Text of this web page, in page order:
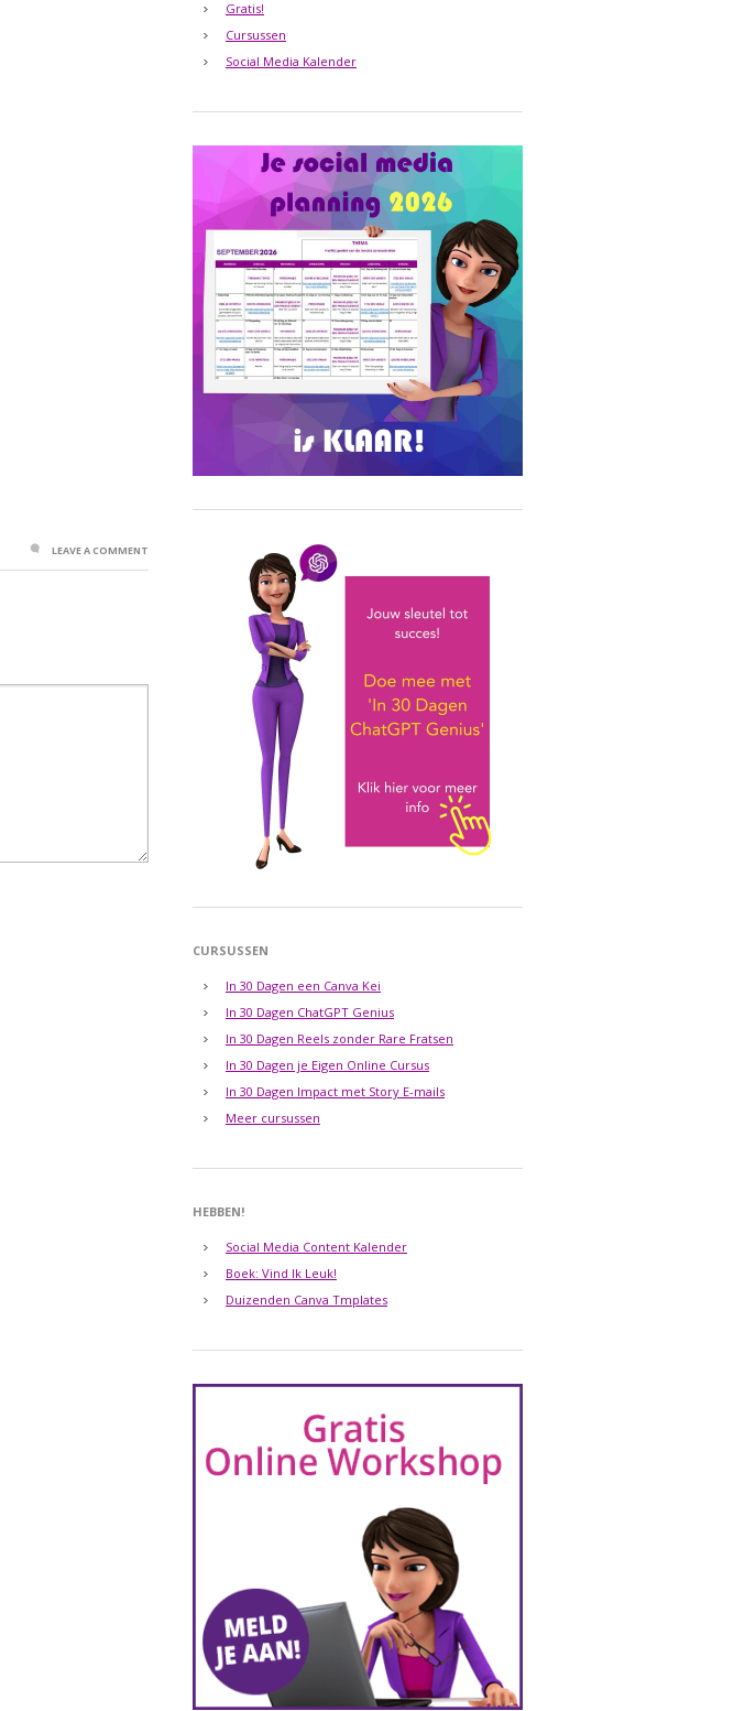
LEAVE A COMMENT
Gratis!
Cursussen
Social Media Kalender
CURSUSSEN
In 30 Dagen een Canva Kei
In 30 Dagen ChatGPT Genius
In 30 Dagen Reels zonder Rare Fratsen
In 30 Dagen je Eigen Online Cursus
In 30 Dagen Impact met Story E-mails
Meer cursussen
HEBBEN!
Social Media Content Kalender
Boek: Vind Ik Leuk!
Duizenden Canva Tmplates